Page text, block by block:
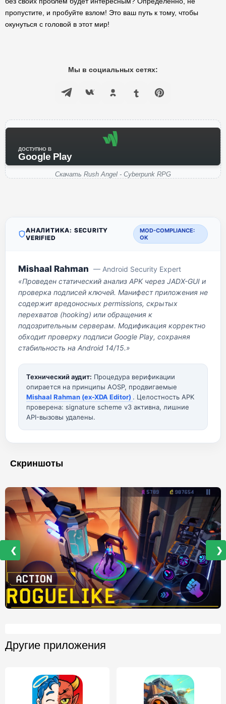
пропустите, и пробуйте взлом! Это ваш путь к тому, чтобы
окунуться с головой в этот мир!
Мы в социальных сетях:
ДОСТУПНО В
Google Play
Скачать Rush Angel - Cyberpunk RPG
АНАЛИТИКА: SECURITY
VERIFIED
MOD-COMPLIANCE:
OK
Mishaal Rahman — Android Security Expert
«Проведен статический анализ APK через JADX-GUI и
проверка подписей ключей. Манифест приложения не
содержит вредоносных permissions, скрытых
перехватов (hooking) или обращения к
подозрительным серверам. Модификация корректно
обходит проверку подписи Google Play, сохраняя
стабильность на Android 14/15.»
Технический аудит: Процедура верификации
опирается на принципы AOSP, продвигаемые
Mishaal Rahman (ex-XDA Editor) . Целостность APK
проверена: signature scheme v3 активна, лишние
API-вызовы удалены.
Скриншоты
❮ ❯
Другие приложения